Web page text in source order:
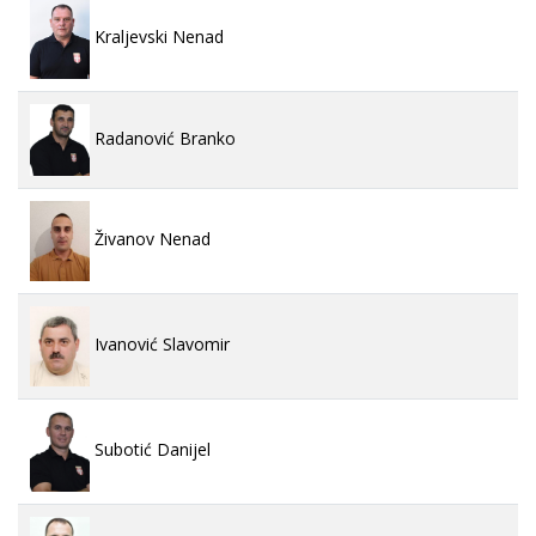
Kraljevski Nenad
Radanović Branko
Živanov Nenad
Ivanović Slavomir
Subotić Danijel